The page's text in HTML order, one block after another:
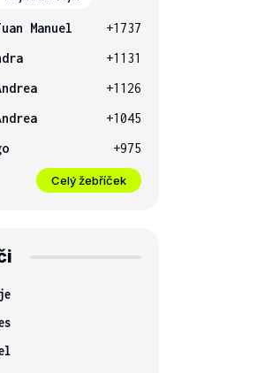
Manuel
+1737
+1131
+1126
+1045
+975
Celý žebříček